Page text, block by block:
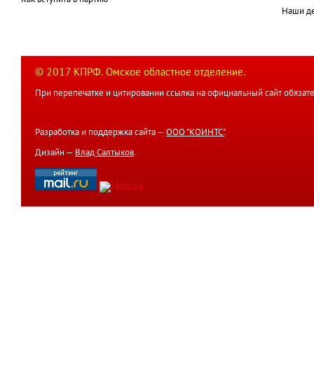
Наши
© 2017 КПРФ. Омское областное отделение.
При перепечатке и цитировании ссылка на официальный сайт
Разработка и поддержка сайта — ООО "КОИНТС".
Дизайн — Влад Салтыков.